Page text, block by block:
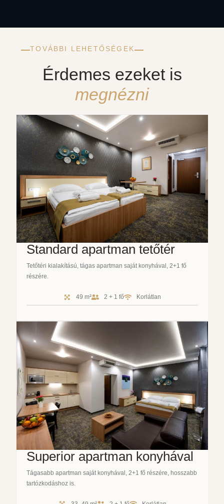
Érdemes ezeket is
megnézni
TOVÁBBI LEHETŐSÉGEK
Standard apartman tetőtér
Tetőtéri kialakítású, tágas apartman saját konyhával, 2+1 fő
részére.
49 m² 2 + 1 fő Korlátlan
Superior apartman konyhával
Tágasabb apartman saját konyhával, 2+1 fő részére, hosszabb
tartózkodáshoz is.